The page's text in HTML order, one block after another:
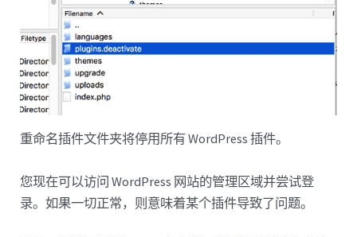
重命名插件文件夹将停用所有 WordPress 插件。
您现在可以访问 WordPress 网站的管理区域并尝试登
录。如果一切正常，则意味着某个插件导致了问题。